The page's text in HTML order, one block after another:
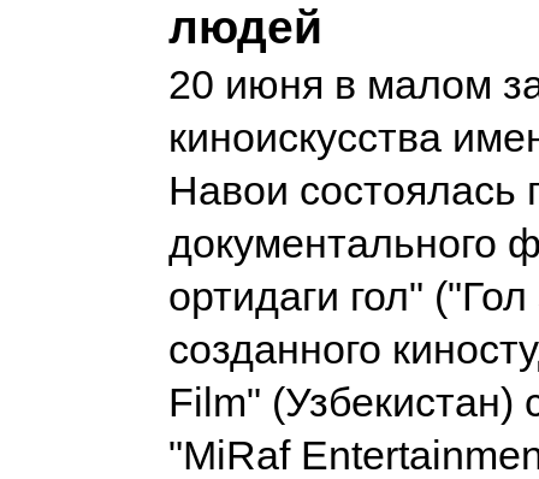
людей
20 июня в малом
киноискусства
Навои состоялась
документального
ортидаги гол"
созданного
Film" (Узбекистан)
"MiRaf